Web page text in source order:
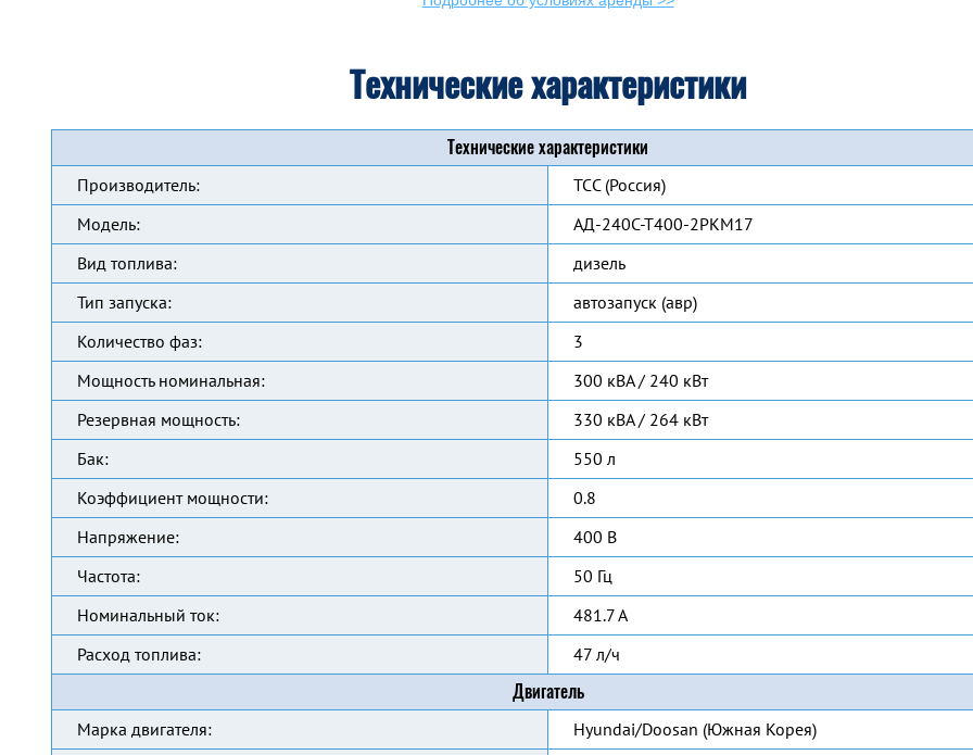
Технические характеристики
Технические характеристики
Производитель:
ТСС (Россия)
Модель:
АД-240С-Т400-2РКМ17
Вид топлива:
дизель
Тип запуска:
автозапуск (авр)
Количество фаз:
3
Мощность номинальная:
300 кВА / 240 кВт
Резервная мощность:
330 кВА / 264 кВт
Бак:
550 л
Коэффициент мощности:
0.8
Напряжение:
400 В
Частота:
50 Гц
Номинальный ток:
481.7 А
Расход топлива:
47 л/ч
Двигатель
Марка двигателя:
Hyundai/Doosan (Южная Корея)